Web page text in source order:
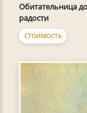
Обитательница
радости
СТОИМОСТЬ